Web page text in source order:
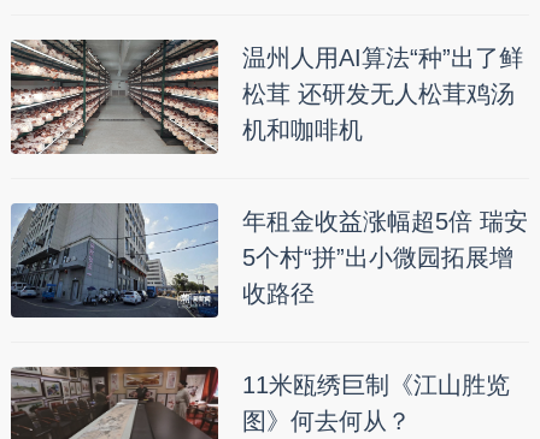
温州人用AI算法“种”出了鲜
松茸 还研发无人松茸鸡汤
机和咖啡机
年租金收益涨幅超5倍 瑞安
5个村“拼”出小微园拓展增
收路径
11米瓯绣巨制《江山胜览
图》何去何从？